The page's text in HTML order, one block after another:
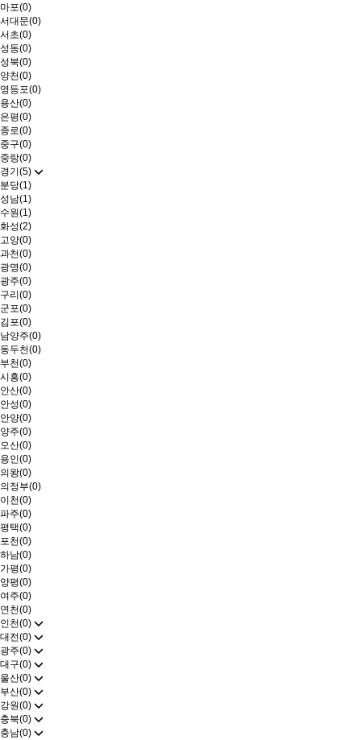
마포(0)
서대문(0)
서초(0)
성동(0)
성북(0)
양천(0)
영등포(0)
용산(0)
은평(0)
종로(0)
중구(0)
중랑(0)
경기(5)
분당(1)
성남(1)
수원(1)
화성(2)
고양(0)
과천(0)
광명(0)
광주(0)
구리(0)
군포(0)
김포(0)
남양주(0)
동두천(0)
부천(0)
시흥(0)
안산(0)
안성(0)
안양(0)
양주(0)
오산(0)
용인(0)
의왕(0)
의정부(0)
이천(0)
파주(0)
평택(0)
포천(0)
하남(0)
가평(0)
양평(0)
여주(0)
연천(0)
인천(0)
대전(0)
광주(0)
대구(0)
울산(0)
부산(0)
강원(0)
충북(0)
충남(0)